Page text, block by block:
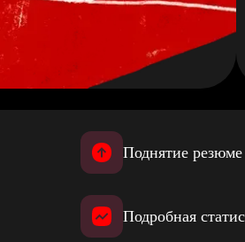
Поднятие
Подробная